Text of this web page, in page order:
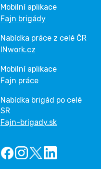
Mobilní aplikace
Fajn brigády
Nabídka práce z celé ČR
INwork.cz
Mobilní aplikace
Fajn práce
Nabídka brigád po celé
SR
Fajn-brigady.sk